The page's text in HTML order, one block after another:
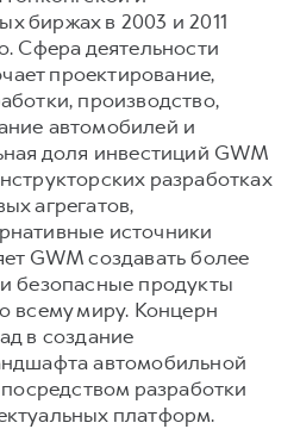
биржах в 2003 и 2011
Сфера деятельности
проектирование,
производство,
автомобилей и
доля инвестиций GWM
разработках
агрегатов,
источники
GWM создавать более
безопасные продукты
всему миру. Концерн
в создание
автомобильной
разработки
платформ.